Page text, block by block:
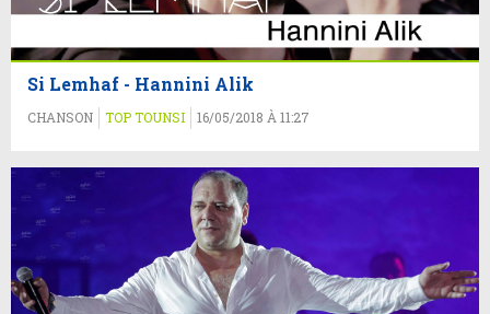
Si Lemhaf - Hannini Alik
CHANSON TOP TOUNSI 16/05/2018 À 11:27